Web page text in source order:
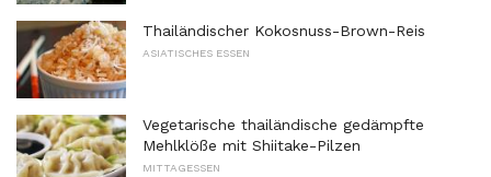
Thailändischer Kokosnuss-Brown-Reis
ASIATISCHES ESSEN
Vegetarische thailändische gedämpfte
Mehlklöße mit Shiitake-Pilzen
MITTAGESSEN